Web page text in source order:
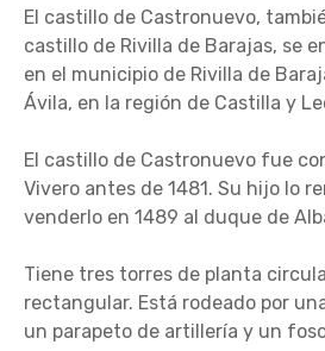
El castillo de Castronuevo,
castillo de Rivilla de Barajas, se
en el municipio de Rivilla de
Ávila, en la región de Castilla y
El castillo de Castronuevo fue
Vivero antes de 1481. Su hijo lo
venderlo en 1489 al duque de
Tiene tres torres de planta
rectangular. Está rodeado por
un parapeto de artillería y un